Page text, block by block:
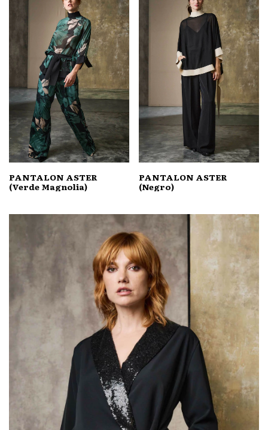
PANTALON ASTER
(Verde Magnolia)
PANTALON ASTER
(Negro)